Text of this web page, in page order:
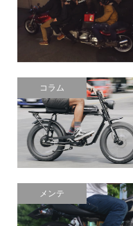
コラム
メンテ